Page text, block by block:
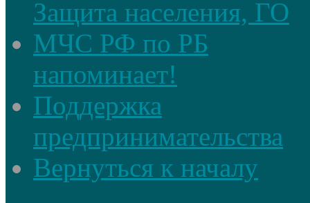
Защита населения, ГО
МЧС РФ по РБ
напоминает!
Поддержка
предпринимательства
Вернуться к началу